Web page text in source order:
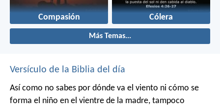
Compasión Cólera
Más Temas...
Versículo de la Biblia del día
Así como no sabes por dónde va el viento ni cómo se
forma el niño en el vientre de la madre, tampoco